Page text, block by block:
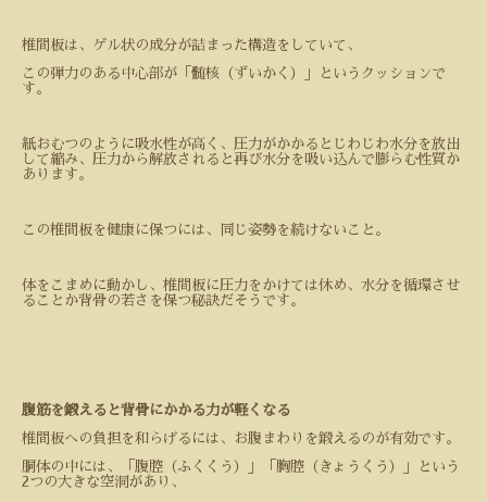
椎間板は、ゲル状の成分が詰まった構造をしていて、
この弾力のある中心部が「髄核（ずいかく）」というクッションで
す。
紙おむつのように吸水性が高く、圧力がかかるとじわじわ水分を放出
して縮み、圧力から解放されると再び水分を吸い込んで膨らむ性質か
あります。
この椎間板を健康に保つには、同じ姿勢を続けないこと。
体をこまめに動かし、椎間板に圧力をかけては休め、水分を循環させ
ることか背骨の若さを保つ秘訣だそうです。
腹筋を鍛えると背骨にかかる力が軽くなる
椎間板への負担を和らげるには、お腹まわりを鍛えるのが有効です。
胴体の中には、「腹腔（ふくくう）」「胸腔（きょうくう）」という
2つの大きな空洞があり、